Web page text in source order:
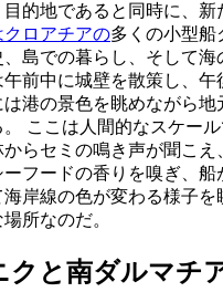
目的地であると同時に、新
クロアチアの多くの小型船
島での暮らし、そして海
前中に城壁を散策し、午
港の景色を眺めながら地
ここは人間的なスケー
らセミの鳴き声が聞こえ
フードの香りを嗅ぎ、船
岸線の色が変わる様子を
所なのだ。
クと南ダルマチ